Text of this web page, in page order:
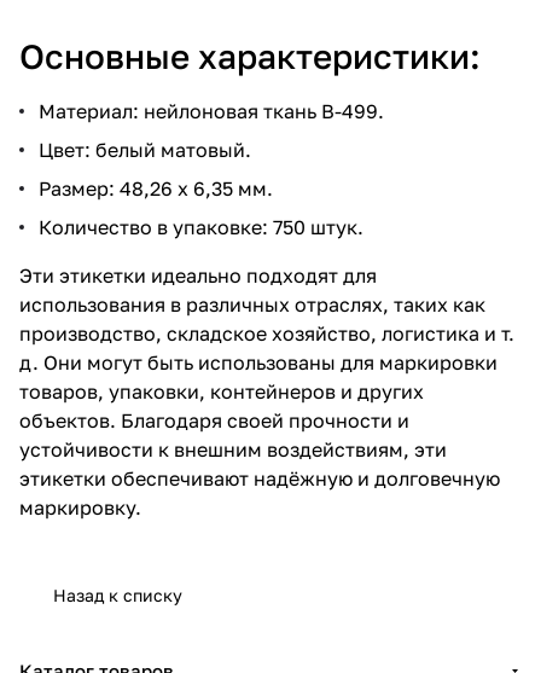
Основные характеристики:
Материал: нейлоновая ткань B-499.
Цвет: белый матовый.
Размер: 48,26 х 6,35 мм.
Количество в упаковке: 750 штук.
Эти этикетки идеально подходят для
использования в различных отраслях, таких как
производство, складское хозяйство, логистика и т.
д. Они могут быть использованы для маркировки
товаров, упаковки, контейнеров и других
объектов. Благодаря своей прочности и
устойчивости к внешним воздействиям, эти
этикетки обеспечивают надёжную и долговечную
маркировку.
Назад к списку